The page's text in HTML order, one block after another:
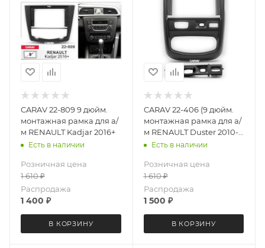
CARAV 22-809 9 дюйм.
монтажная рамка для а/
м RENAULT Kadjar 2016+
Есть в наличии
Розничная цена
1 610₽
Распродажа
1 400 ₽
В КОРЗИНУ
CARAV 22-406 (9 дюйм.
монтажная рамка для а/
м RENAULT Duster 2010-
2015 / NISSAN Terrano
Есть в наличии
Розничная цена
1 610₽
Распродажа
1 500 ₽
В КОРЗИНУ